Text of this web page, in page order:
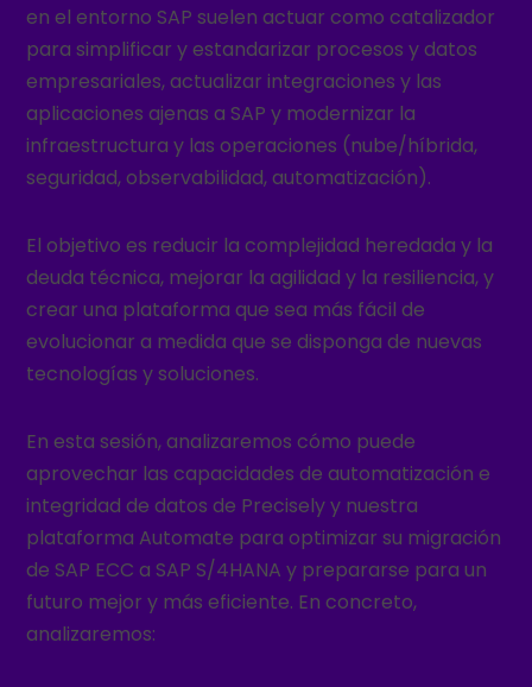
en el entorno SAP suelen actuar como catalizador
para simplificar y estandarizar procesos y datos
empresariales, actualizar integraciones y las
aplicaciones ajenas a SAP y modernizar la
infraestructura y las operaciones (nube/híbrida,
seguridad, observabilidad, automatización).
El objetivo es reducir la complejidad heredada y la
deuda técnica, mejorar la agilidad y la resiliencia, y
crear una plataforma que sea más fácil de
evolucionar a medida que se disponga de nuevas
tecnologías y soluciones.
En esta sesión, analizaremos cómo puede
aprovechar las capacidades de automatización e
integridad de datos de Precisely y nuestra
plataforma Automate para optimizar su migración
de SAP ECC a SAP S/4HANA y prepararse para un
futuro mejor y más eficiente. En concreto,
analizaremos: